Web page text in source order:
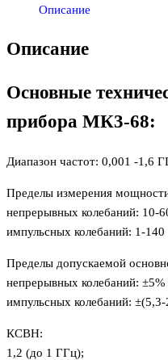
Описание
Описание
Основные
прибора МК3-68:
Диапазон частот: 0,001 -1,6
Пределы измерения
непрерывных колебаний: 10-
импульсных колебаний: 1-140
Пределы допускаемой
непрерывных колебаний:
импульсных колебаний:
КСВН:
1,2 (до 1 ГГц);